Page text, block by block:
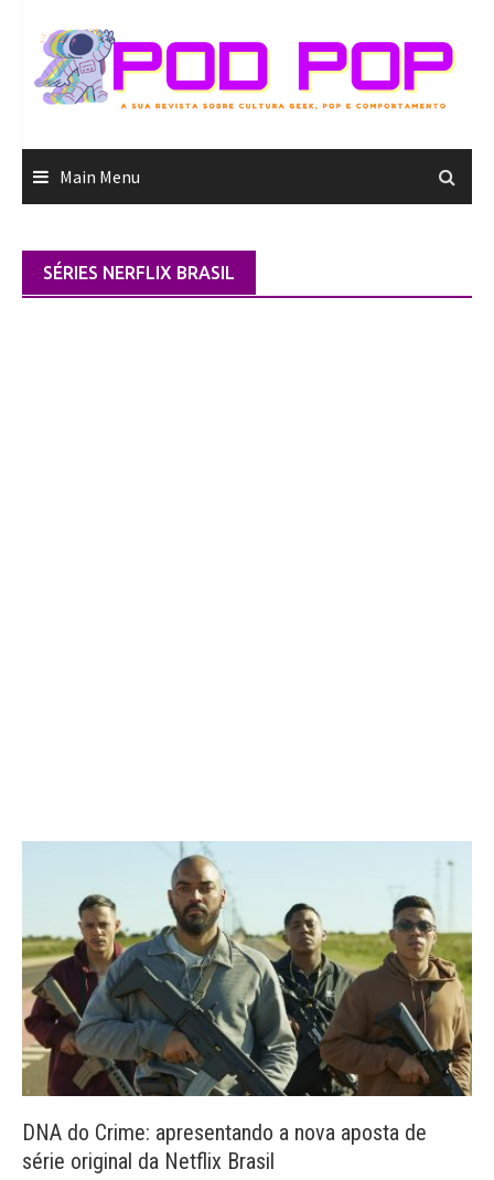
content
Main Menu
SÉRIES NERFLIX BRASIL
DNA do Crime: apresentando a nova aposta de
série original da Netflix Brasil